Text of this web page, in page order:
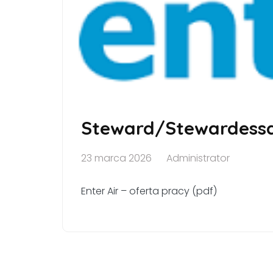
Steward/
23 marca 2026 Administrator
Enter Air – oferta pracy (pdf)